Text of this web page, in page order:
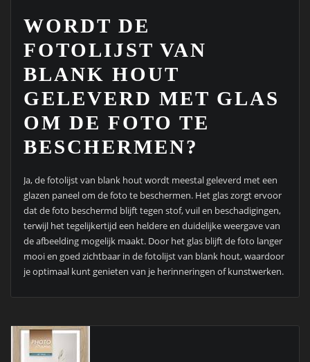
WORDT DE
FOTOLIJST VAN
BLANK HOUT
GELEVERD MET GLAS
OM DE FOTO TE
BESCHERMEN?
Ja, de fotolijst van blank hout wordt meestal geleverd met een
glazen paneel om de foto te beschermen. Het glas zorgt ervoor
dat de foto beschermd blijft tegen stof, vuil en beschadigingen,
terwijl het tegelijkertijd een heldere en duidelijke weergave van
de afbeelding mogelijk maakt. Door het glas blijft de foto langer
mooi en goed zichtbaar in de fotolijst van blank hout, waardoor
je optimaal kunt genieten van je herinneringen of kunstwerken.